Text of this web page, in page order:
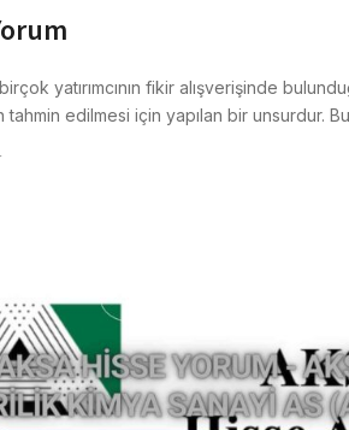
yatırımcının fikir alışverişinde
tahmin edilmesi için yapılan bir unsurdur.